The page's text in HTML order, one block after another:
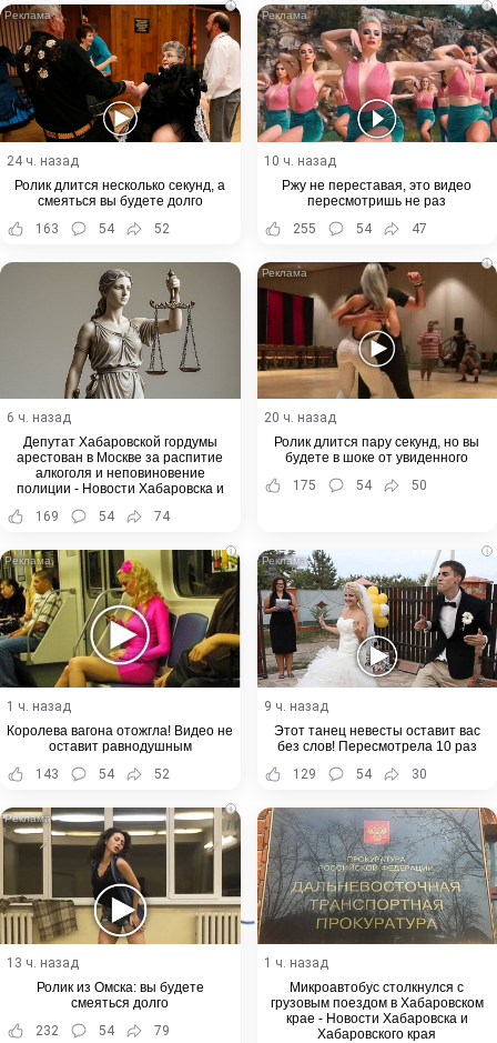
i
24 ч. назад
Ролик длится несколько секунд, а
смеяться вы будете долго
163
54 52
i
10 ч. назад
Ржу не переставая, это видео
пересмотришь не раз
255
54 47
6 ч. назад
Депутат Хабаровской гордумы
арестован в Москве за распитие
алкоголя и неповиновение
полиции - Новости Хабаровска и
169 54 74
i
20 ч. назад
Ролик длится пару секунд, но вы
будете в шоке от увиденного
175
54 50
i
1 ч. назад
Королева вагона отожгла! Видео не
оставит равнодушным
143
54 52
i
9 ч. назад
Этот танец невесты оставит вас
без слов! Пересмотрела 10 раз
129
54 30
i
13 ч. назад
Ролик из Омска: вы будете
смеяться долго
232
54 79
1 ч. назад
Микроавтобус столкнулся с
грузовым поездом в Хабаровском
крае - Новости Хабаровска и
Хабаровского края